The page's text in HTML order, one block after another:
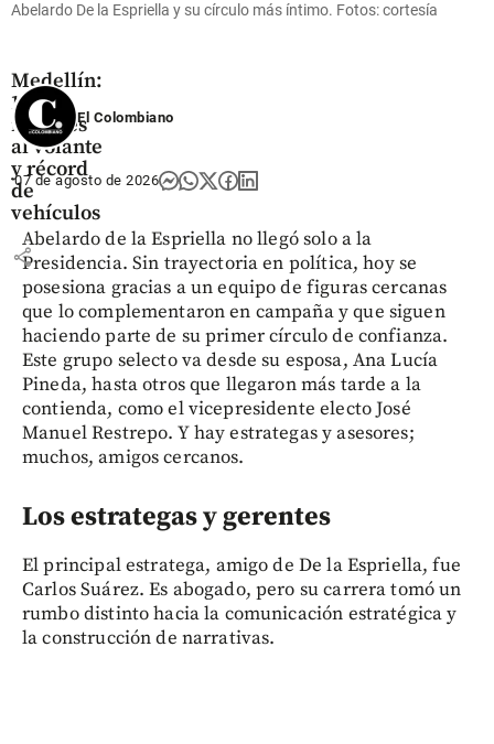
Autos
Medellín:
140
mujeres
al volante
y récord
de
vehículos
share
Abelardo De la Espriella y su círculo más íntimo. Fotos: cortesía
El Colombiano
07 de agosto de 2026
Abelardo de la Espriella no llegó solo a la
Presidencia. Sin trayectoria en política, hoy se
posesiona gracias a un equipo de figuras cercanas
que lo complementaron en campaña y que siguen
haciendo parte de su primer círculo de confianza.
Este grupo selecto va desde su esposa, Ana Lucía
Pineda, hasta otros que llegaron más tarde a la
contienda, como el vicepresidente electo José
Manuel Restrepo. Y hay estrategas y asesores;
muchos, amigos cercanos.
Los estrategas y gerentes
El principal estratega, amigo de De la Espriella, fue
Carlos Suárez. Es abogado, pero su carrera tomó un
rumbo distinto hacia la comunicación estratégica y
la construcción de narrativas.